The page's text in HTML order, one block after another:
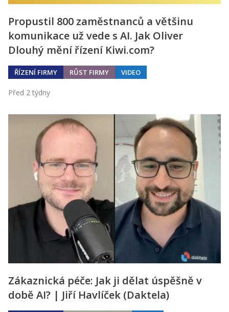
Propustil 800 zaměstnanců a většinu
komunikace už vede s AI. Jak Oliver
Dlouhý mění řízení Kiwi.com?
ŘÍZENÍ FIRMY RŮST FIRMY VIDEO
Před 2 týdny
Zákaznická péče: Jak ji dělat úspěšně v
době AI? | Jiří Havlíček (Daktela)